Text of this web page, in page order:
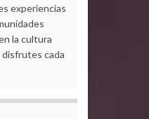
experiencias
la cultura
cada